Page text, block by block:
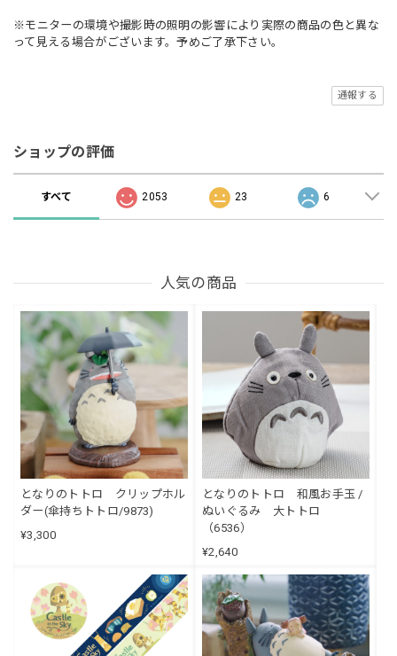
※モニターの環境や撮影時の照明の影響により実際の商品の色と異な
って見える場合がございます。予めご了承下さい。
通報する
ショップの評価
すべて 2053 23 6
人気の商品
となりのトトロ クリップホル
ダー(傘持ちトトロ/9873)
¥3,300
となりのトトロ 和風お手玉 /
ぬいぐるみ 大トトロ
（6536）
¥2,640